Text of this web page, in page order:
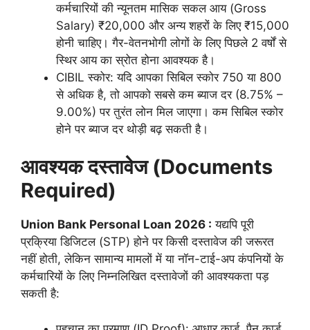
कर्मचारियों की न्यूनतम मासिक सकल आय (Gross
Salary) ₹20,000 और अन्य शहरों के लिए ₹15,000
होनी चाहिए। गैर-वेतनभोगी लोगों के लिए पिछले 2 वर्षों से
स्थिर आय का स्रोत होना आवश्यक है।
CIBIL स्कोर: यदि आपका सिबिल स्कोर 750 या 800
से अधिक है, तो आपको सबसे कम ब्याज दर (8.75% –
9.00%) पर तुरंत लोन मिल जाएगा। कम सिबिल स्कोर
होने पर ब्याज दर थोड़ी बढ़ सकती है।
आवश्यक दस्तावेज (Documents
Required)
Union Bank Personal Loan 2026 : यद्यपि पूरी
प्रक्रिया डिजिटल (STP) होने पर किसी दस्तावेज की जरूरत
नहीं होती, लेकिन सामान्य मामलों में या नॉन-टाई-अप कंपनियों के
कर्मचारियों के लिए निम्नलिखित दस्तावेजों की आवश्यकता पड़
सकती है: